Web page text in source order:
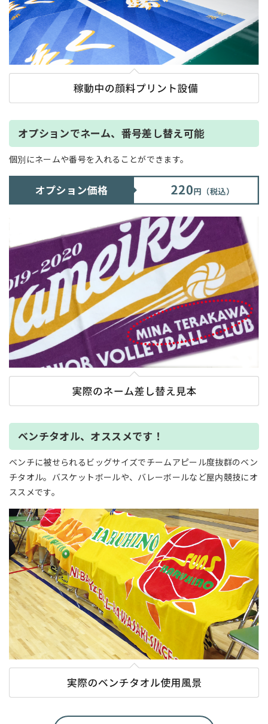
オプションでネーム、番号差し替え可能
個別にネームや番号を入れることができます。
ベンチタオル、オススメです！
ベンチに被せられるビッグサイズでチームアピール度抜群のベン
チタオル。バスケットボールや、バレーボールなど屋内競技にオ
ススメです。